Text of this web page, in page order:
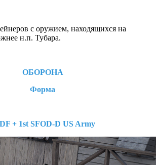
с оружием, находящихся на
н.п. Тубара.
ОБОРОНА
Форма
+ 1st SFOD-D US Army